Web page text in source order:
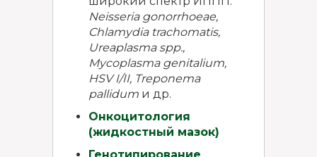
Neisseriagonorrhoeae,
Chlamydiatrachomatis,
Ureaplasmaspp.,
Mycoplasmagenitalium,
HSVI/II, Treponema
pallidum и др.
Онкоцитология
(жидкостный мазок)